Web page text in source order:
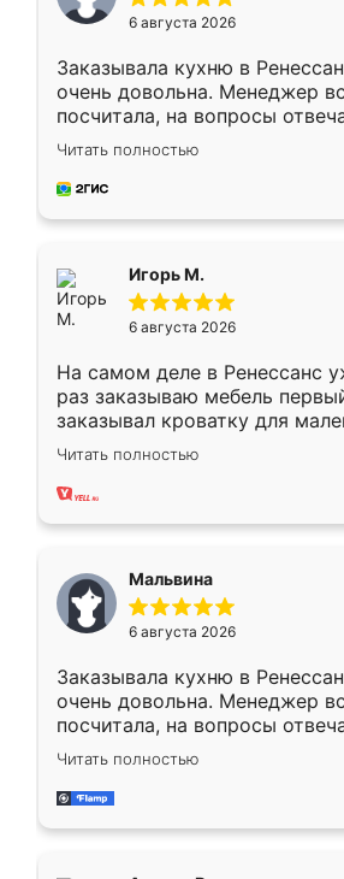
6 августа 2026
Заказывала кухню в
очень довольна. Менеджер
посчитала, на вопросы
Замерщик приехал в субботу,
делу со всей
за день, ребята работали
Читать полностью
Игорь М.
6 августа 2026
На самом деле в Ренессанс
раз заказываю мебель
заказывал кроватку для
ребёнка при его рождении
заказал шкаф-купе. По
хорошее сборка достаточно
меньше, здесь же он более
Мне нравится ,если что-то
мебели буду заказывать
Читать полностью
Мальвина
6 августа 2026
Заказывала кухню в
очень довольна. Менеджер
посчитала, на вопросы
Замерщик приехал в субботу,
делу со всей
за день, ребята работали
Читать полностью